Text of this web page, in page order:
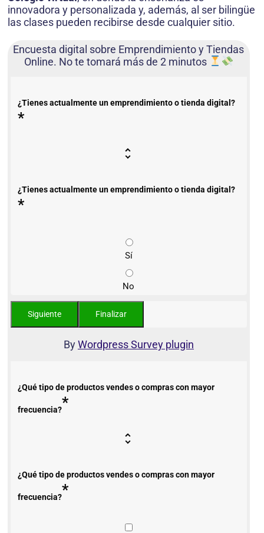
innovadora y personalizada y, además, al ser bilingüe
las clases pueden recibirse desde cualquier sitio.
Encuesta digital sobre Emprendimiento y Tiendas
Online. No te tomará más de 2 minutos
¿Tienes actualmente un emprendimiento o tienda digital?
*
¿Tienes actualmente un emprendimiento o tienda digital?
*
Sí
No
ByWordpress Survey plugin
¿Qué tipo de productos vendes o compras con mayor
frecuencia?*
¿Qué tipo de productos vendes o compras con mayor
frecuencia?*